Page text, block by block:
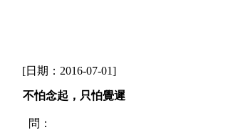
[日期：2016-07-01]
不怕念起，只怕覺遲
問：